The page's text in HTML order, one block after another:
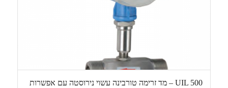
UIL 500 – מד זרימה טורבינה עשוי נירוסטה עם אפשרות